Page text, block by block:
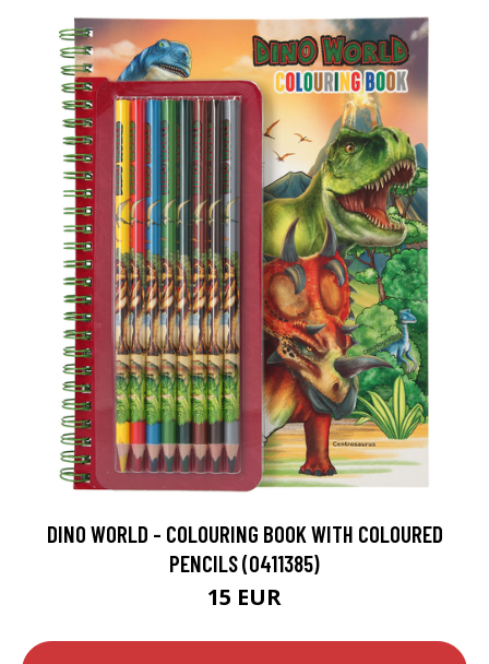
DINO WORLD - COLOURING BOOK WITH COLOURED
PENCILS (0411385)
15 EUR